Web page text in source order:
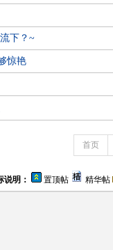
下？~
惊艳
首页
说明： 置顶帖 精华帖